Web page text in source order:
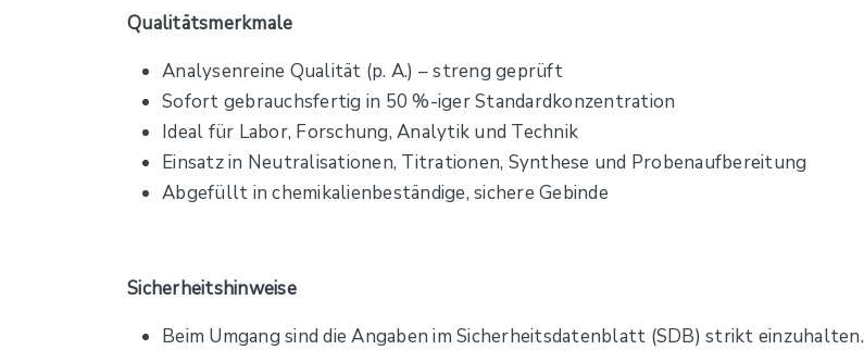
Qualitätsmerkmale
Analysenreine Qualität (p. A.) – streng geprüft
Sofort gebrauchsfertig in 50 %-iger Standardkonzentration
Ideal für Labor, Forschung, Analytik und Technik
Einsatz in Neutralisationen, Titrationen, Synthese und Probenaufbereitung
Abgefüllt in chemikalienbeständige, sichere Gebinde
Sicherheitshinweise
Beim Umgang sind die Angaben im Sicherheitsdatenblatt (SDB) strikt einzuhalten.